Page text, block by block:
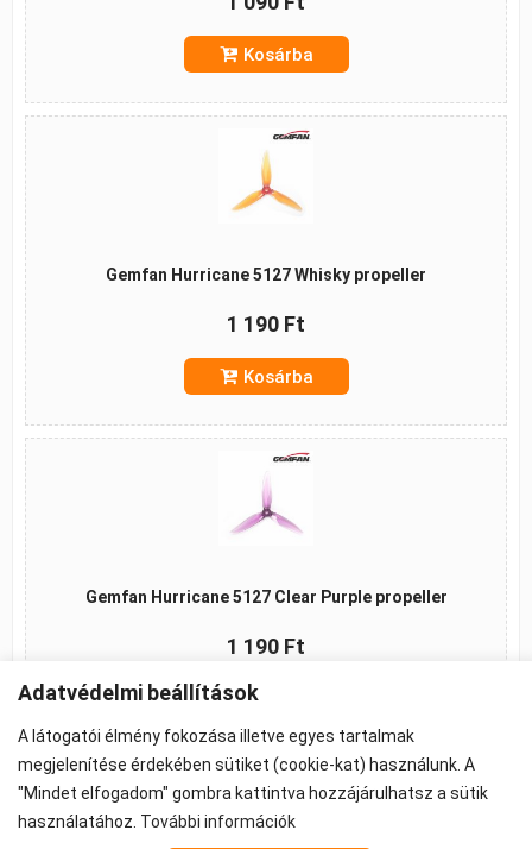
Kosárba
Gemfan Hurricane 5127 Whisky propeller
1 190 Ft
Kosárba
Gemfan Hurricane 5127 Clear Purple propeller
1 190 Ft
Kosárba
©2026 -ÁSZF -Adatkezelés-
Adatvédelmi beállítások
A látogatói élmény fokozása illetve egyes tartalmak
megjelenítése érdekében sütiket (cookie-kat) használunk. A
"Mindet elfogadom" gombra kattintva hozzájárulhatsz a sütik
használatához. További információk